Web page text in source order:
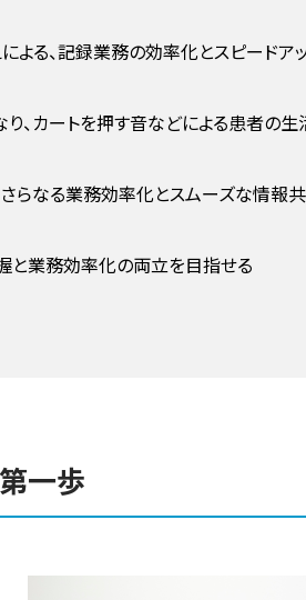
よる、記録業務の効率化とスピードア
、カートを押す音などによる患者の生
さらなる業務効率化とスムーズな情報共
と業務効率化の両立を目指せる
一歩